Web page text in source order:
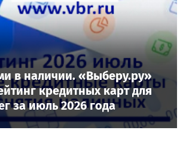
в наличии. «Выберу.ру»
кредитных карт для
за июль 2026 года